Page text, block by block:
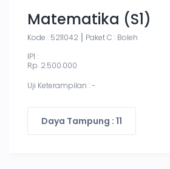
Matematika (S1)
Kode : 5211042
Paket C : Boleh
IPI :
Rp. 2.500.000
Uji Keterampilan : -
Daya Tampung : 11